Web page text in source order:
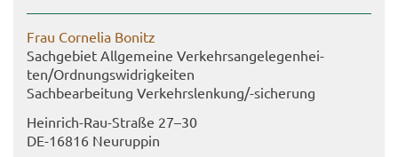
Frau Cor­ne­lia Bo­nitz
Sach­ge­biet All­ge­mei­ne Ver­kehrs­an­ge­le­gen­hei­
ten/Ord­nungs­wid­rig­kei­ten
Sach­be­ar­bei­tung Ver­kehrs­len­kung/-​sicherung
Heinrich-​Rau-Straße 27–30
DE-​16816 Neu­rup­pin